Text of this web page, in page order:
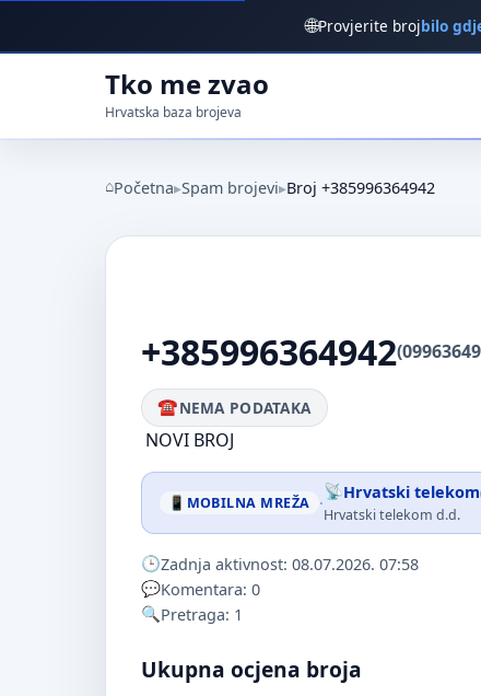
🌐Provjerite brojbilo
Tko me zvao
Hrvatska baza brojeva
Početna Spam brojevi Broj +385996364942
+385996364942
NEMA PODATAKA
NOVI BROJ
MOBILNA MREŽA · Hrvatski telekom
Hrvatski telekom d.d.
Zadnja aktivnost: 08.07.2026. 07:58
Komentara: 0
Pretraga: 1
Ukupna ocjena broja